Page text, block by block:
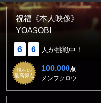
祝福《本人映像》
YOASOBI
6 6 人が挑戦中！
現在の
最高得点
100.000点
メンフクロウ